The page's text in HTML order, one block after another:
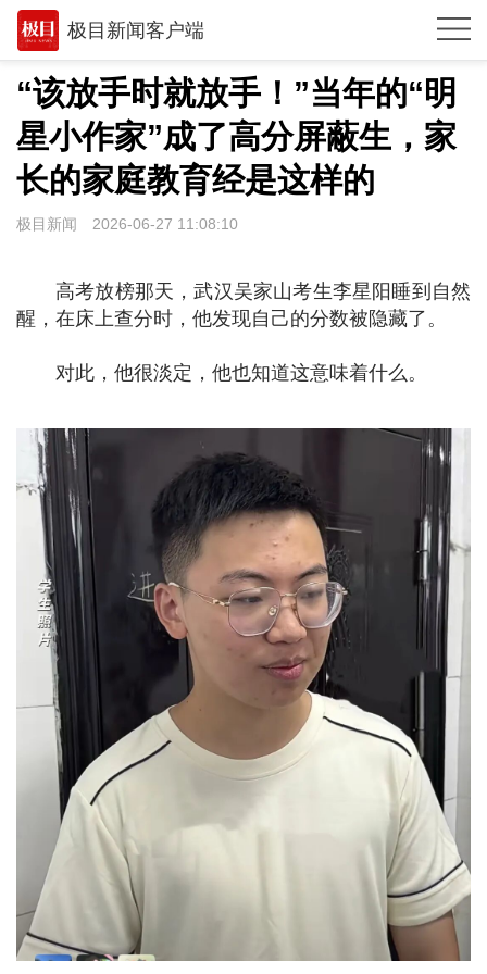
极目新闻客户端
推荐
体育
观点
时政
武汉
专题
极客圈
经济
城建
科教
健康
悠游
相亲
汽车
房产
消费
创意
“该放手时就放手！”当年的“明
星小作家”成了高分屏蔽生，家
长的家庭教育经是这样的
极目新闻 2026-06-27 11:08:10
高考放榜那天，武汉吴家山考生李星阳睡到自然
醒，在床上查分时，他发现自己的分数被隐藏了。
对此，他很淡定，他也知道这意味着什么。